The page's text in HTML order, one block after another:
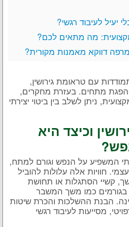
יעיל לעיבוד רגשי?
מה מתאים לכם?
דווקא מאמנות מקורית?
עם טראומת גירושין,
מתחים. בעזרת מחקרים,
ניתן לשלב בין ביטוי יצירתי
וכיצד היא
המשפיע על הנפש וגורם למתח,
חוויות אלה עלולות להוביל
קשיי הסתגלות או תחושת
כמו משך המשבר
הבנת ההשלכות והכרת שיטות
מסייעות לעיבוד רגשי